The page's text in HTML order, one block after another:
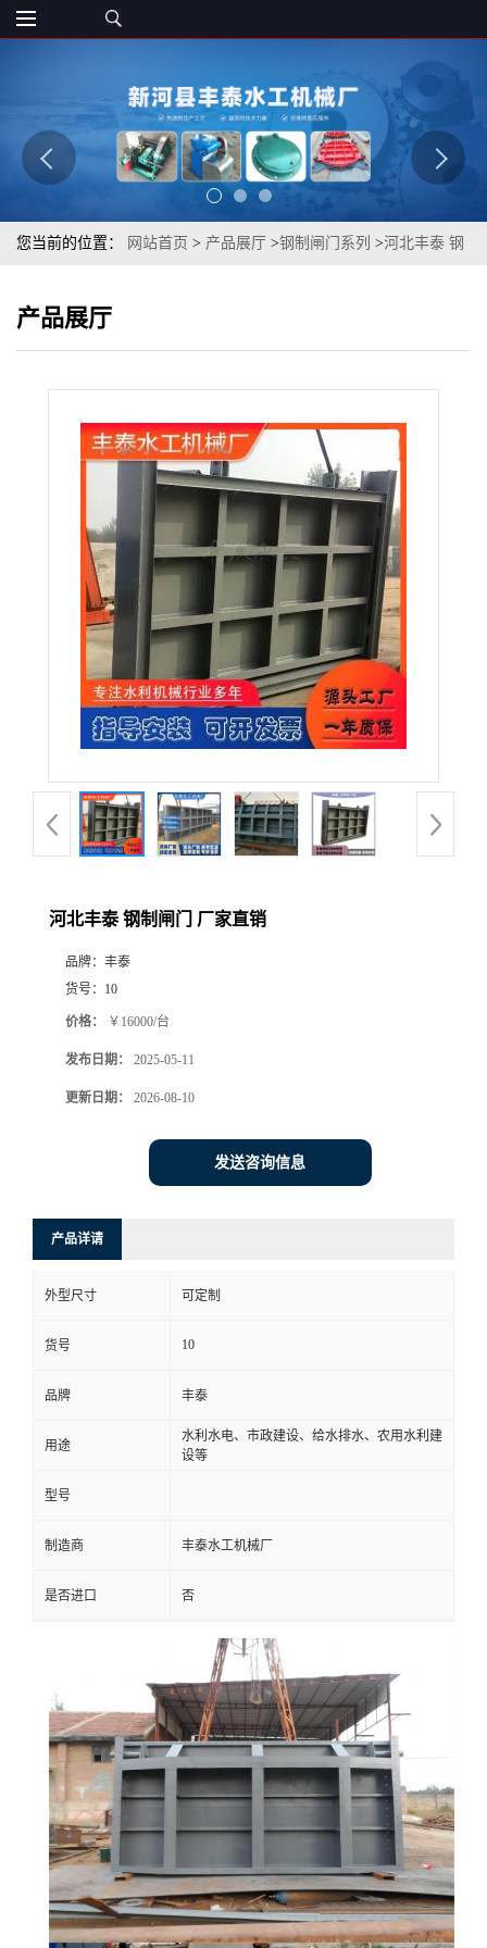
您当前的位置： 网站首页 > 产品展厅 >钢制闸门系列 >河北丰泰 钢
产品展厅
河北丰泰 钢制闸门 厂家直销
品牌： 丰泰
货号： 10
价格： ￥16000/台
发布日期： 2025-05-11
更新日期： 2026-08-10
发送咨询信息
产品详请
外型尺寸 可定制
货号 10
品牌 丰泰
用途
水利水电、市政建设、给水排水、农用水利建
设等
型号
制造商 丰泰水工机械厂
是否进口 否